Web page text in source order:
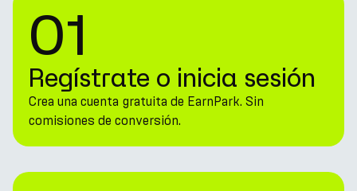
01
Regístrate o inicia sesión
Crea una cuenta gratuita de EarnPark. Sin
comisiones de conversión.